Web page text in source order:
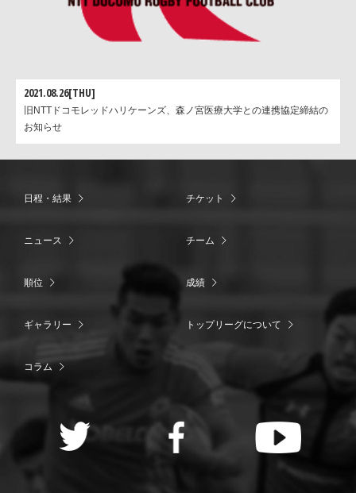
2021.08.26[THU]
旧NTTドコモレッドハリケーンズ、森ノ宮医療大学との連携協定締結の
お知らせ
日程・結果 チケット
ニュース チーム
順位 成績
ギャラリー トップリーグについて
コラム